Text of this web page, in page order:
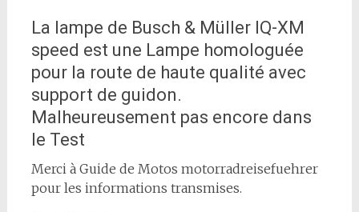
La lampe de Busch & Müller IQ-XM
speed est une Lampe homologuée
pour la route de haute qualité avec
support de guidon.
Malheureusement pas encore dans
le Test
Merci à Guide de Motos motorradreisefuehrer
pour les informations transmises.